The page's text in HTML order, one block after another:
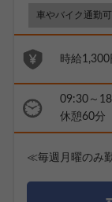
車やバイク通勤可
時給1,300
09:30～
休憩60分
≪毎週月曜のみ